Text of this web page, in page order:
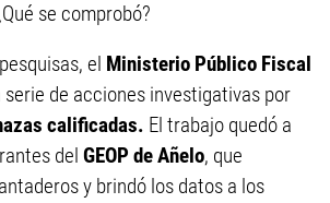
se comprobó?
el Ministerio Público Fiscal
serie de acciones investigativas por
calificadas. El trabajo quedó a
del GEOP de Añelo, que
y brindó los datos a los